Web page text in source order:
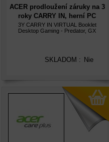
ACER prodloužení záruky na 3
roky CARRY IN, herní PC
Nitro/Predator/Aspire s
GTX/RTX kartou, elektronicky
3Y CARRY IN VIRTUAL Booklet
Desktop Gaming - Predator, GX
SKLADOM : Nie